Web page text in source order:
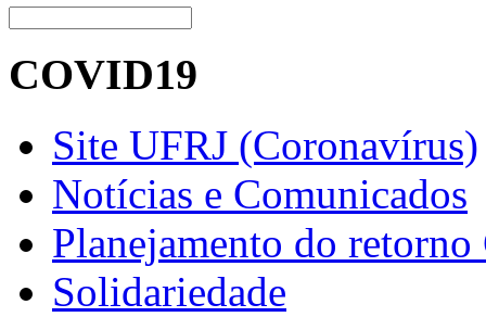
COVID19
Site UFRJ (Coronavírus)
Notícias e Comunicados
Planejamento do retorno
Solidariedade